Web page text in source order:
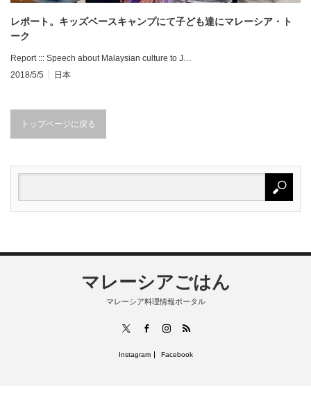
レポート。キッズベースキャンプにて子ども達にマレーシア・ト
ーク
Report ::: Speech about Malaysian culture to J…
2018/5/5
日本
トップページに戻る
マレーシアごはん
マレーシア料理情報ポータル
FacebookInstagram
RSS
Instagram Facebook